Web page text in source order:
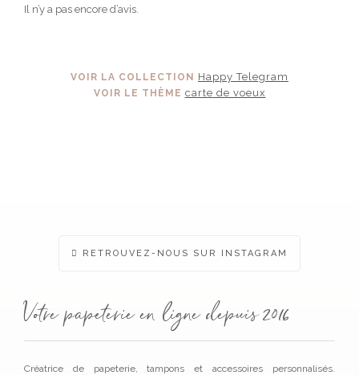
Il n’y a pas encore d’avis.
VOIR LA COLLECTION Happy Telegram
VOIR LE THÈME carte de voeux
RETROUVEZ-NOUS SUR INSTAGRAM
Votre papeterie en ligne depuis 2016
Créatrice de papeterie, tampons et accessoires personnalisés.